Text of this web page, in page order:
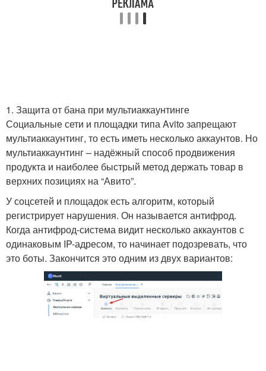
1. Защита от бана при мультиаккаунтинге
Социальные сети и площадки типа Avito запрещают
мультиаккаунтинг, то есть иметь несколько аккаунтов. Но
мультиаккаунтинг – надёжный способ продвижения
продукта и наиболее быстрый метод держать товар в
верхних позициях на “Авито”.
У соцсетей и площадок есть алгоритм, который
регистрирует нарушения. Он называется антифрод.
Когда антифрод-система видит несколько аккаунтов с
одинаковым IP-адресом, то начинает подозревать, что
это боты. Закончится это одним из двух вариантов: